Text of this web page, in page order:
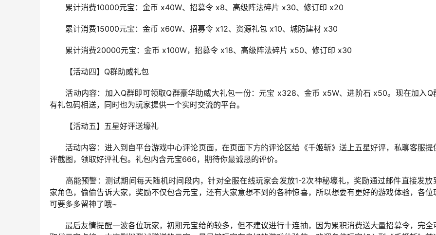
累计消费10000元宝：金币 x40W、招募令 x8、高级阵法碎片 x30、修订印 x20
累计消费15000元宝：金币 x60W、招募令 x12、资源礼包 x10、城防建材 x30
累计消费20000元宝：金币 x100W，招募令 x18、高级阵法碎片 x50、修订印 x30
【活动四】Q群助威礼包
活动内容：加入Q群即可领取Q群豪华助威大礼包一份：元宝 x328、金币 x5W、进阶石 x50。现在加入Q
有礼包码相送，同时也为玩家提供一个实时交流的平台。
【活动五】五星好评送壕礼
活动内容：进入到自平台游戏中心评论页面，在页面下方的评论区给《千姬斩》送上五星好评，私聊客服提
评截图，领取好评礼包。礼包内含元宝666，期待你最诚恳的评价。
高能预警：测试期间每天随机时间段内，针对全服在线玩家会发放1-2次神秘壕礼，奖励通过邮件直接发放
家角色，偷偷告诉大家，奖励不仅包含元宝，还有大家意想不到的各种惊喜，所以想要有更好的游戏体验，各位
可要多多留神了哦~
最后友情提醒一波各位玩家，初期元宝给的较多，但不建议进行十连抽，因为累积消费送大量招募令，完全